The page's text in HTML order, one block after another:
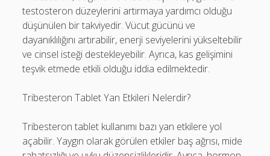
testosteron düzeylerini artırmaya yardımcı olduğu
düşünülen bir takviyedir. Vücut gücünü ve
dayanıklılığını artırabilir, enerji seviyelerini yükseltebilir
ve cinsel isteği destekleyebilir. Ayrıca, kas gelişimini
teşvik etmede etkili olduğu iddia edilmektedir.
Tribesteron Tablet Yan Etkileri Nelerdir?
Tribesteron tablet kullanımı bazı yan etkilere yol
açabilir. Yaygın olarak görülen etkiler baş ağrısı, mide